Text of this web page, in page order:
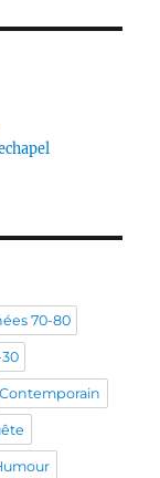
70-80
Contemporain